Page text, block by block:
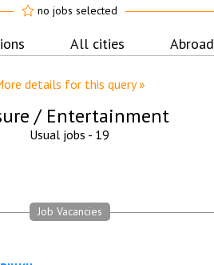
no jobs selected
All cities Abroad
details for this query »
/ Entertainment
Usual jobs - 19
Job Vacancies